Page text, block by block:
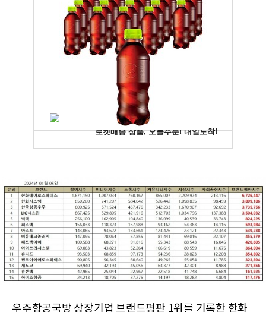
우주항공국방 상장기업 브랜드평판 1위를 기록한 한화